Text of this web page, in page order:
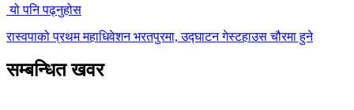
यो पनि पढ्नुहोस
रास्वपाको प्रथम महाधिवेशन भरतपुरमा, उद्घाटन गेस्टहाउस चौरमा हुने
सम्बन्धित खवर